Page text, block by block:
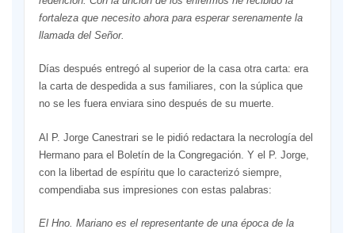
fortaleza que necesito ahora para esperar serenamente la
llamada del Señor.
Días después entregó al superior de la casa otra carta: era
la carta de despedida a sus familiares, con la súplica que
no se les fuera enviara sino después de su muerte.
Al P. Jorge Canestrari se le pidió redactara la necrología del
Hermano para el Boletín de la Congregación. Y el P. Jorge,
con la libertad de espíritu que lo caracterizó siempre,
compendiaba sus impresiones con estas palabras:
El Hno. Mariano es el representante de una época de la